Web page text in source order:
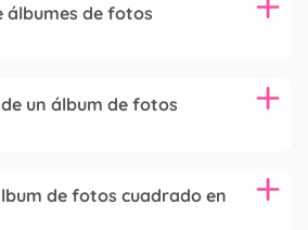
álbumes de fotos
un álbum de fotos
de fotos cuadrado en